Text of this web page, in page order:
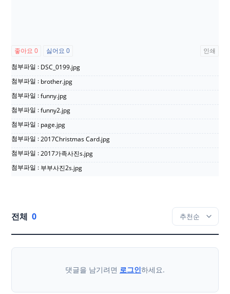
좋아요0 싫어요0
인쇄
첨부파일 : DSC_0199.jpg
첨부파일 : brother.jpg
첨부파일 :funny.jpg
첨부파일 :funny2.jpg
첨부파일 : page.jpg
첨부파일 :2017Christmas Card.jpg
첨부파일 :2017가족사진s.jpg
첨부파일 : 부부사진2s.jpg
전체 0
댓글을 남기려면 로그인하세요.